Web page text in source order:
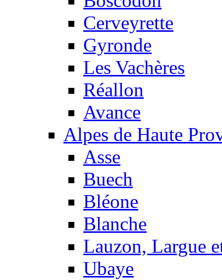
Cerveyrette
Gyronde
Les Vachères
Réallon
Avance
Alpes de Haute
Asse
Buech
Bléone
Blanche
Lauzon, Largue
Ubaye